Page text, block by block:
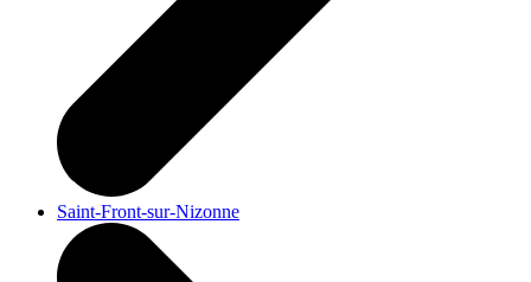
Saint-Front-sur-Nizonne